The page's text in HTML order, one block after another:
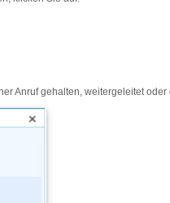
Anruf gehalten, weitergeleitet oder